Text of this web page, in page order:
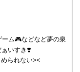
ム🎮などなど夢の泉
ぁいすき❣️
られない><